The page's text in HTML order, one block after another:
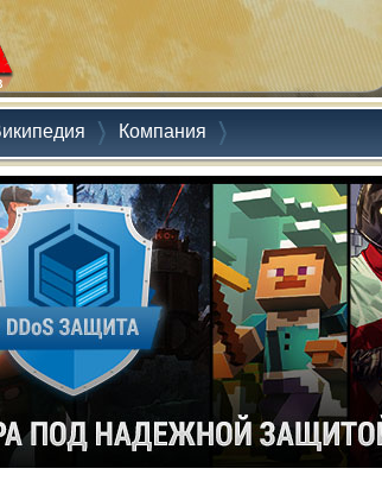
Компания